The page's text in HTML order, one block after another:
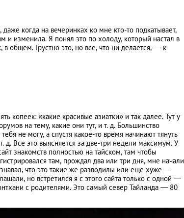
когда на вечеринках ко мне кто-то подкатывает,
изменила. Я понял это по холоду, который настал в
общем. Грустно это, но все, что ни делается, — к
копеек: «какие красивые азиатки» и так далее. Тут у
на тему, какие они тут, и т. д. Большинство
не могу, а спустя какое-то время начинают тянуть
д. Все это выясняется за две-три недели максимум. У
знакомств полностью на тайском, там чтобы
там, прождал два или три дня, мне начали
что это такие же разводилы или еще хуже —
но встретился я с этого сайта только с одной —
с родителями. Это самый север Тайланда — 80